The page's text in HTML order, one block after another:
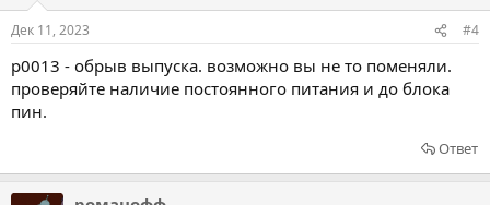
Дек 11, 2023 #4
p0013 - обрыв выпуска. возможно вы не то поменяли.
проверяйте наличие постоянного питания и до блока
пин.
Ответ